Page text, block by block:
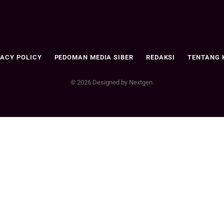
POLICY PEDOMAN MEDIA SIBER REDAKSI TENTANG
© 2026 Designed by Nextgen.